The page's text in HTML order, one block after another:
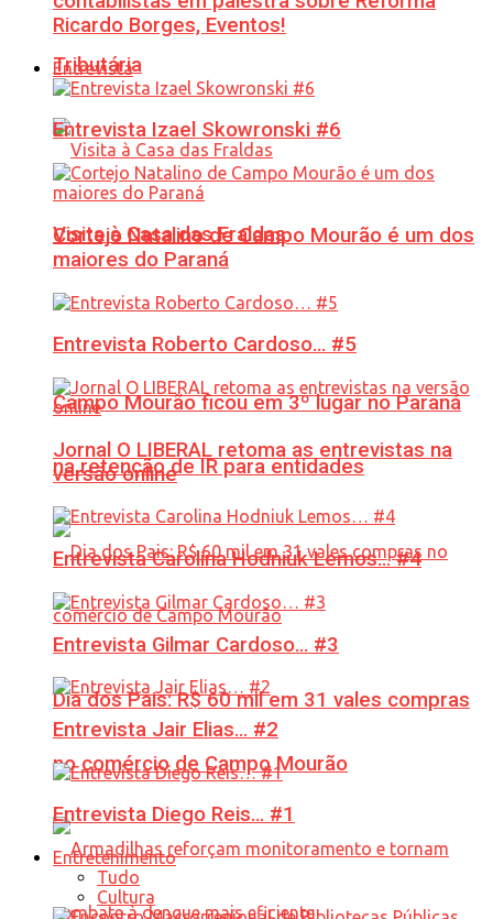
Tributária
Visita à Casa das Fraldas
Campo Mourão ficou em 3º lugar no Paraná
na retenção de IR para entidades
Dia dos Pais: R$ 60 mil em 31 vales compras
no comércio de Campo Mourão
Ricardo Borges, Eventos!
Entrevista
Entrevista Izael Skowronski #6
Cortejo Natalino de Campo Mourão é um dos
maiores do Paraná
Entrevista Roberto Cardoso… #5
Jornal O LIBERAL retoma as entrevistas na
versão online
Entrevista Carolina Hodniuk Lemos… #4
Entrevista Gilmar Cardoso… #3
Entrevista Jair Elias… #2
Entrevista Diego Reis… #1
Entretenimento
Tudo
Cultura